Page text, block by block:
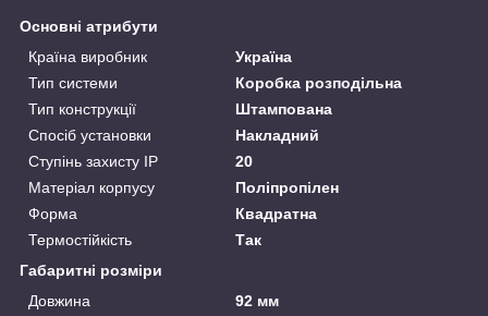
Основні атрибути
Країна виробник
Україна
Тип системи
Коробка розподільна
Тип конструкції
Штампована
Спосіб установки
Накладний
Ступінь захисту IP
20
Матеріал корпусу
Поліпропілен
Форма
Квадратна
Термостійкість
Так
Габаритні розміри
Довжина
92 мм